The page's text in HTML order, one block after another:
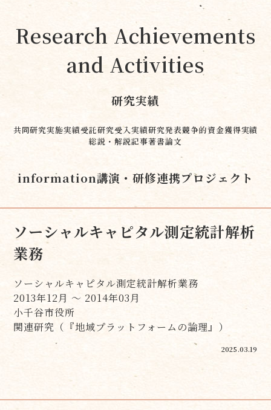
Research Achievements
and Activities
研究実績
共同研究実施実績受託研究受入実績研究発表競争的資金獲得実績
総説・解説記事著書論文
information講演・研修連携プロジェクト
ソーシャルキャピタル測定統計解析
業務
ソーシャルキャピタル測定統計解析業務
2013年12月 ～ 2014年03月
小千谷市役所
関連研究（『地域プラットフォームの論理』）
2025.03.19